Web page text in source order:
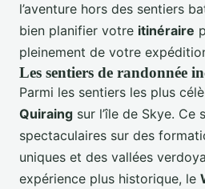
l’aventure hors des sentiers
bien planifier votre itinéraire
pleinement de votre
Les sentiers de randonnée
Parmi les sentiers les plus
Quiraing sur l’île de Skye.
spectaculaires sur des
uniques et des vallées
expérience plus historique, le